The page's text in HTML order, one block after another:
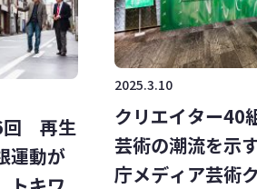
回 再生
運動が
2025.3.10
クリエイター
芸術の潮流を示
庁メディア芸術